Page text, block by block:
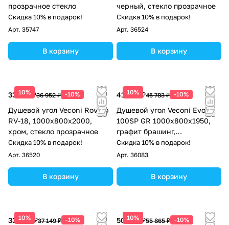
прозрачное стекло
Скидка 10% в подарок!
Арт. 35747
В корзину
черный, стекло прозрачное
Скидка 10% в подарок!
Арт. 36524
В корзину
10%
33 257 ₽36 952 ₽ -10%
Душевой угол Veconi Rovigo
RV-18, 1000х800х2000,
хром, стекло прозрачное
Скидка 10% в подарок!
Арт. 36520
В корзину
10%
41 205 ₽45 783 ₽ -10%
Душевой угол Veconi Evo
100SP GR 1000х800x1950,
графит брашинг,
тонированное стекло
Скидка 10% в подарок!
Арт. 36083
В корзину
10%
33 434 ₽37 149 ₽ -10% 10%
50 279 ₽55 865 ₽ -10%